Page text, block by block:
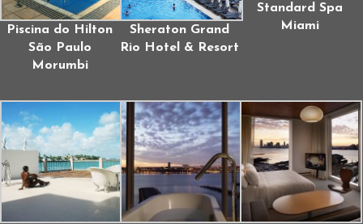
Piscina do Hilton
São Paulo
Morumbi
Sheraton Grand
Rio Hotel & Resort
Standard Spa
Miami